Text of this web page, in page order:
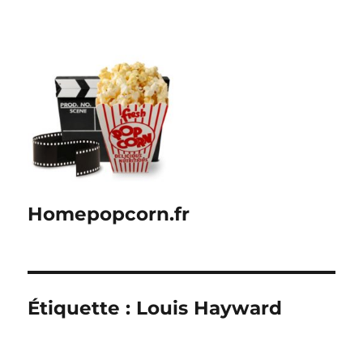
Homepopcorn.fr
Étiquette : Louis Hayward